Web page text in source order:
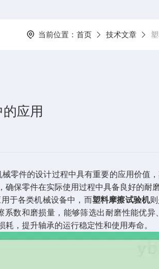
当前位置： 首页 技术文章
应用
零件的设计过程中具有重要的应用价值
保零件在实际使用过程中具备良好的耐
于各类机械设备中，而塑料摩擦试验机
数和磨损量，能够筛选出耐磨性能优
，提升轴承的运行稳定性和使用寿命。